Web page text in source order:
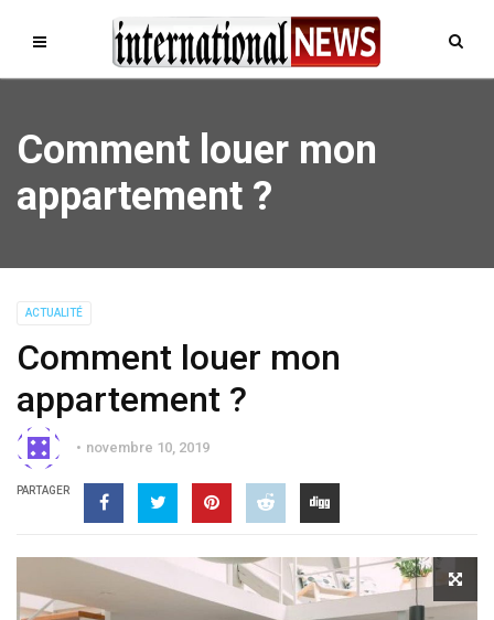
Comment louer mon
appartement ?
ACTUALITÉ
Comment louer mon
appartement ?
novembre 10, 2019
PARTAGER